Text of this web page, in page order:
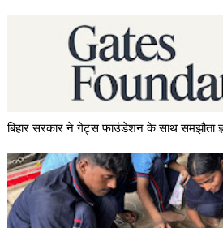
बिहार सरकार ने गेट्स फाउंडेशन के साथ समझौता